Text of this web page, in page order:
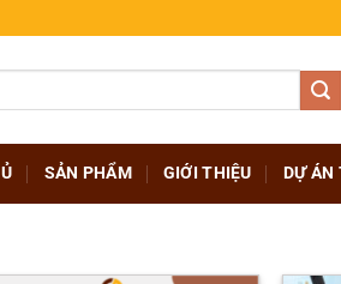
SẢN PHẨM GIỚI THIỆU DỰ ÁN